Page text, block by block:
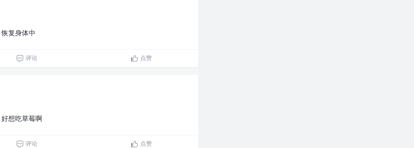
恢复身体中
评论 点赞
好想吃草莓啊
评论 点赞